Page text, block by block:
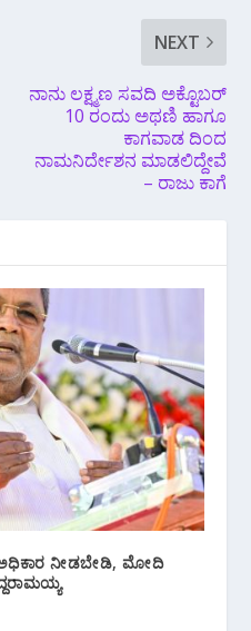
NEXT
ನಾನು ಲಕ್ಷ್ಮಣ ಸವದಿ ಅಕ್ಟೊಬರ್
10 ರಂದು ಅಥಣಿ ಹಾಗೂ
ಕಾಗವಾಡ ದಿಂದ
ನಾಮನಿರ್ದೇಶನ ಮಾಡಲಿದ್ದೇವೆ
– ರಾಜು ಕಾಗೆ
ಅಧಿಕಾರ ನೀಡಬೇಡಿ, ಮೋದಿ